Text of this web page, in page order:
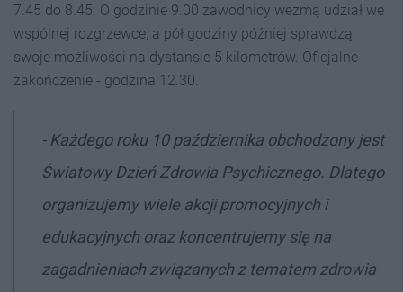
7.45 do 8.45. O godzinie 9.00 zawodnicy wezmą udział we
wspólnej rozgrzewce, a pół godziny później sprawdzą
swoje możliwości na dystansie 5 kilometrów. Oficjalne
zakończenie - godzina 12.30.
- Każdego roku 10 października obchodzony jest
Światowy Dzień Zdrowia Psychicznego. Dlatego
organizujemy wiele akcji promocyjnych i
edukacyjnych oraz koncentrujemy się na
zagadnieniach związanych z tematem zdrowia